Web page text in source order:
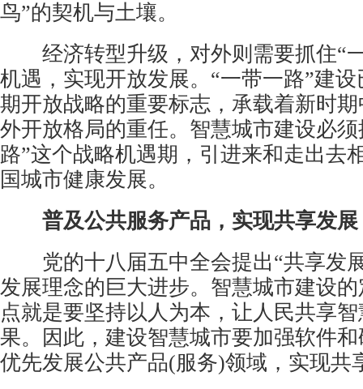
鸟”的契机与土壤。
经济转型升级，对外则需要抓住“
机遇，实现开放发展。“一带一路”建
期开放战略的重要标志，承载着新时
外开放格局的重任。智慧城市建设必
路”这个战略机遇期，引进来和走出去
国城市健康发展。
普及公共服务产品，实现共享发展
党的十八届五中全会提出“共享发
发展理念的巨大进步。智慧城市建设
点就是要坚持以人为本，让人民共享
果。因此，建设智慧城市要加强软件
优先发展公共产品(服务)领域，实现共